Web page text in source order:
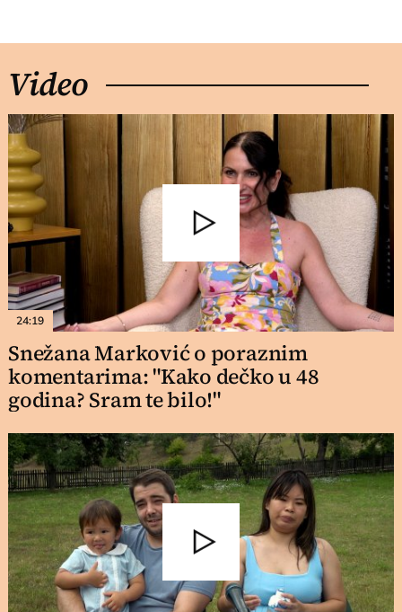
Video
24:19
Snežana Marković o poraznim
komentarima: "Kako dečko u 48
godina? Sram te bilo!"